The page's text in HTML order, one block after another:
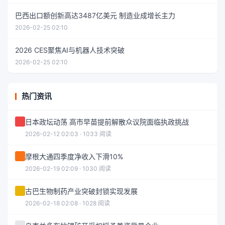
巴西出口额创新高达3487亿美元 制造业成增长主力
2026-02-25 02:10
2026 CES聚焦AI与机器人技术突破
2026-02-25 02:10
热门资讯
日本政坛动荡 高市早苗提前解散众议院面临执政挑战
2026-02-12 02:03 · 1033 阅读
摩根大通四季度净收入下滑10%
2026-02-19 02:09 · 1030 阅读
古巴生物制药产业突破封锁实现发展
2026-02-18 02:08 · 1028 阅读